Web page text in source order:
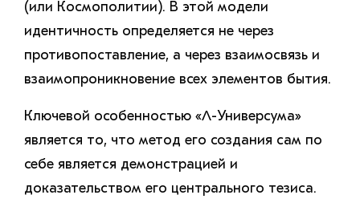
(или Космополитии). В этой модели
идентичность определяется не через
противопоставление, а через взаимосвязь и
взаимопроникновение всех элементов бытия.
Ключевой особенностью «Λ-Универсума»
является то, что метод его создания сам по
себе является демонстрацией и
доказательством его центрального тезиса.